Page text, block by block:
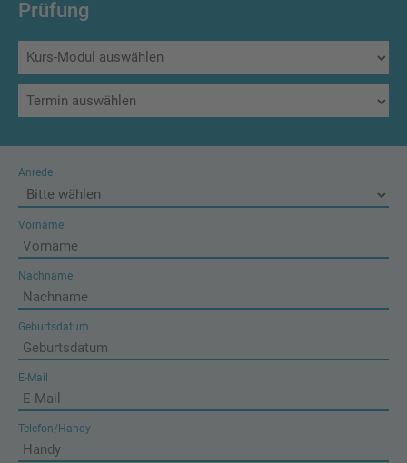
Prüfung
Anrede
Vorname
Nachname
Geburtsdatum
E-Mail
Telefon/Handy